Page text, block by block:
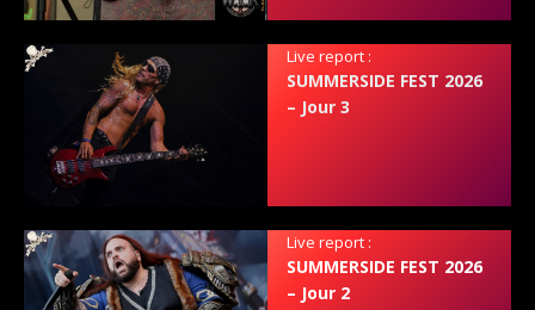
Live report :
SUMMERSIDE FEST 2026
– Jour 3
Live report :
SUMMERSIDE FEST 2026
– Jour 2